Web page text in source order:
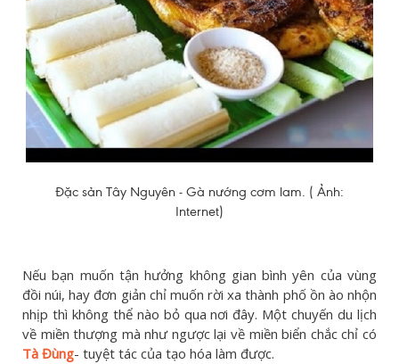
Đặc sản Tây Nguyên - Gà nướng cơm lam. ( Ảnh:
Internet)
Nếu bạn muốn tận hưởng không gian bình yên của vùng
đồi núi, hay đơn giản chỉ muốn rời xa thành phố ồn ào nhộn
nhịp thì không thể nào bỏ qua nơi đây. Một chuyến du lịch
về miền thượng mà như ngược lại về miền biển chắc chỉ có
Tà Đùng- tuyệt tác của tạo hóa làm được.